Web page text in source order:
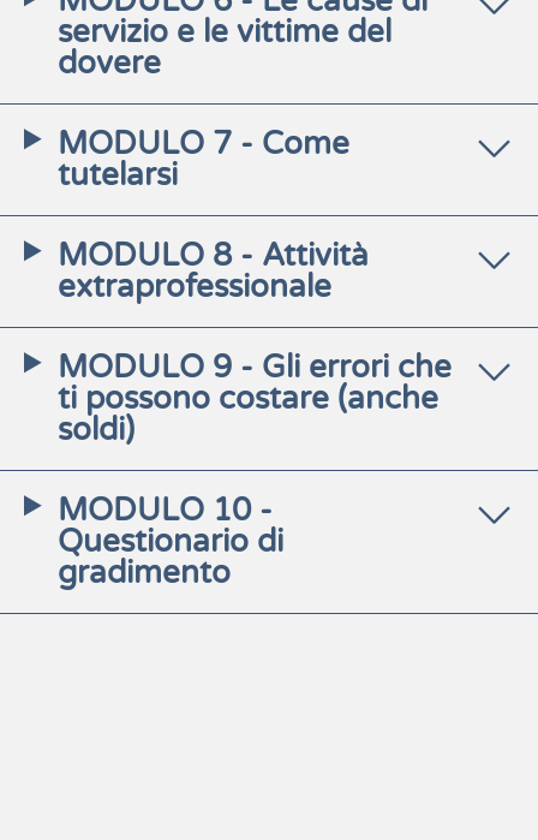
servizio e le vittime del
dovere
MODULO 7 - Come
tutelarsi
MODULO 8 - Attività
extraprofessionale
MODULO 9 - Gli errori che
ti possono costare (anche
soldi)
MODULO 10 -
Questionario di
gradimento